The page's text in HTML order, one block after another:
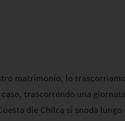
matrimonio, lo
trascorrendo una
die Chilca si snoda